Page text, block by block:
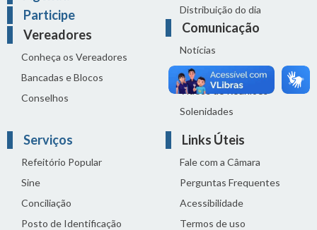
Participe
Vereadores
Conheça os Vereadores
Bancadas e Blocos
Conselhos
Distribuição do dia
Comunicação
Notícias
Sala de Imprensa
Vídeos de Reuniões
Solenidades
Serviços
Refeitório Popular
Sine
Conciliação
Posto de Identificação
Links Úteis
Fale com a Câmara
Perguntas Frequentes
Acessibilidade
Termos de uso